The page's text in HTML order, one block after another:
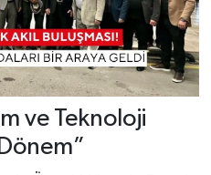
ve Teknoloji